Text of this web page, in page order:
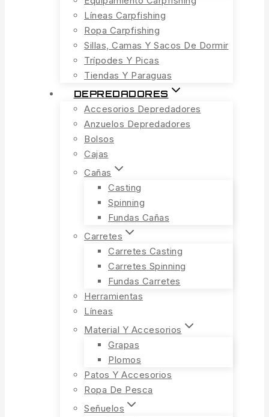
Líneas Carpfishing
Ropa Carpfishing
Sillas, Camas Y Sacos De Dormir
Trípodes Y Picas
Tiendas Y Paraguas
DEPREDADORES
Accesorios Depredadores
Anzuelos Depredadores
Bolsos
Cajas
Cañas
Casting
Spinning
Fundas Cañas
Carretes
Carretes Casting
Carretes Spinning
Fundas Carretes
Herramientas
Líneas
Material Y Accesorios
Grapas
Plomos
Patos Y Accesorios
Ropa De Pesca
Señuelos